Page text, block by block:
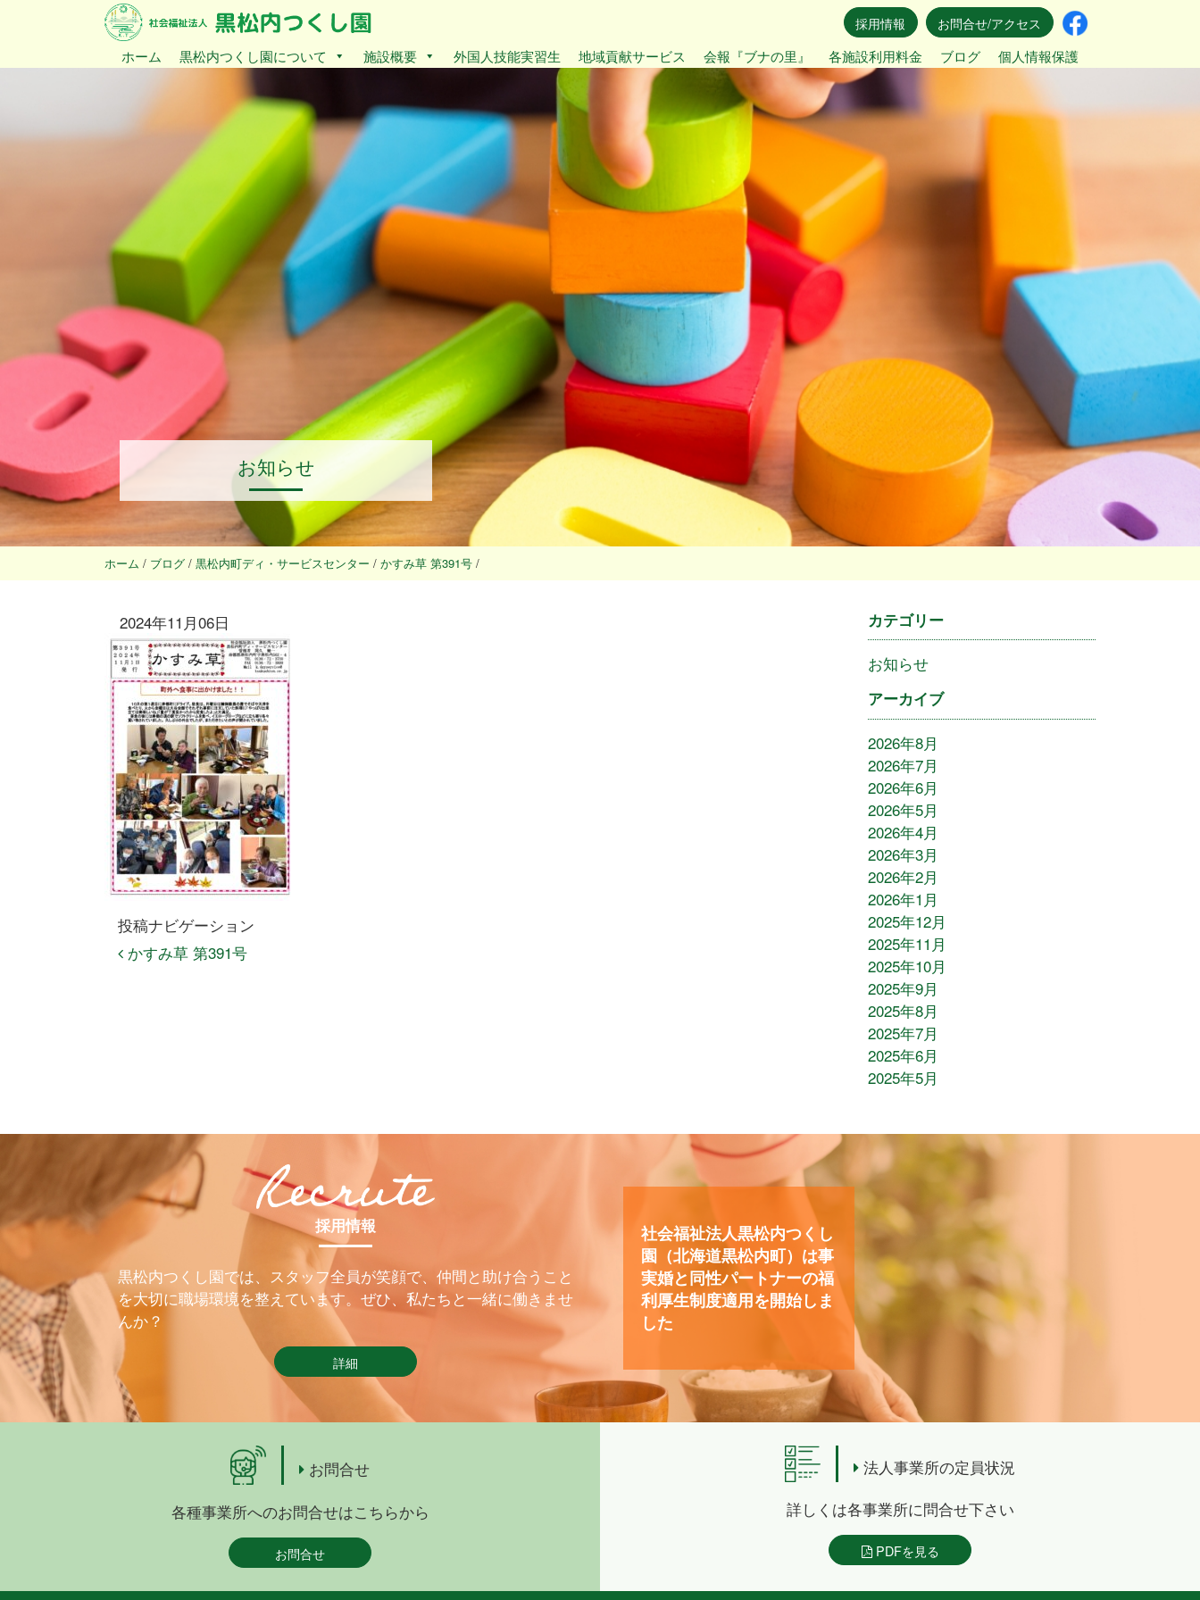
採用情報
お問合せ/アクセス
ホーム
黒松内つくし園について 施設概要 外国人技能実習生 地域貢献サービス 会報『ブナの里』 各施設利用料金 ブログ 個人情報保護
お知らせ
ホーム / ブログ / 黒松内町ディ・サービスセンター / かすみ草 第391号 /
2024年11月06日
投稿ナビゲーション
かすみ草 第391号
カテゴリー
お知らせ
アーカイブ
2026年8月
2026年7月
2026年6月
2026年5月
2026年4月
2026年3月
2026年2月
2026年1月
2025年12月
2025年11月
2025年10月
2025年9月
2025年8月
2025年7月
2025年6月
2025年5月
採用情報
黒松内つくし園では、スタッフ全員が笑顔で、仲間と助け合うこと
を大切に職場環境を整えています。ぜひ、私たちと一緒に働きませ
んか？
詳細
社会福祉法人黒松内つくし
園（北海道黒松内町）は事
実婚と同性パートナーの福
利厚生制度適用を開始しま
した
お問合せ
各種事業所へのお問合せはこちらから
お問合せ
法人事業所の定員状況
詳しくは各事業所に問合せ下さい
PDFを見る